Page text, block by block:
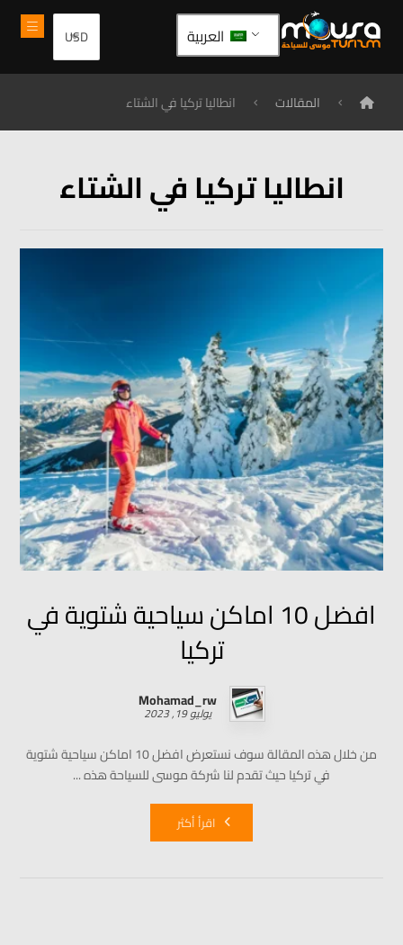
العربية
المقالات انطاليا تركيا في الشتاء
انطاليا تركيا في الشتاء
افضل 10 اماكن سياحية شتوية في
تركيا
Mohamad_rw
يوليو 19, 2023
من خلال هذه المقالة سوف نستعرض افضل 10 اماكن سياحية شتوية
في تركيا حيث تقدم لنا شركة موسى للسياحة هذه ...
اقرأ أكثر